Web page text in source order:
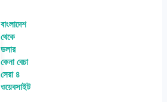
বাংলাদেশ
থেকে
ডলার
কেনা বেচা
সেরা ৪
ওয়েবসাইট